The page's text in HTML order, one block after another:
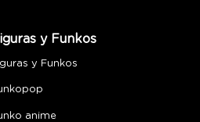
y Funkos
y Funkos
anime